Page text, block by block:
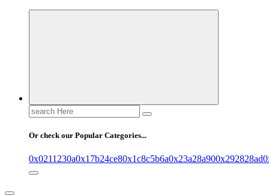
Search
for:
Or check our Popular Categories...
0x0211230a0x17b24ce80x1c8c5b6a0x23a28a900x292828ad